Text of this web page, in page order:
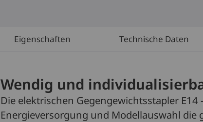
Eigenschaften Technische Daten
Wendig und
Die elektrischen Gegengewichtsstapler
Energieversorgung und Modellauswahl